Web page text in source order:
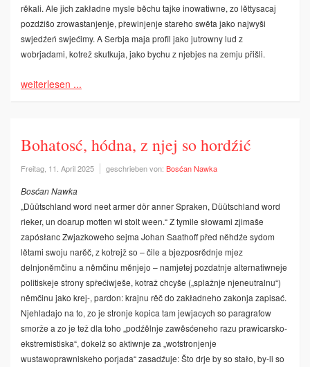
rěkali. Ale jich zakładne mysle běchu tajke inowatiwne, zo lěttysacaj
pozdźišo zrowastanjenje, přewinjenje stareho swěta jako najwyši
swjedźeń swjećimy. A Serbja maja profil jako jutrowny lud z
wobrjadami, kotrež skutkuja, jako bychu z njebjes na zemju přišli.
weiterlesen ...
Bohatosć, hódna, z njej so hordźić
Freitag, 11. April 2025 geschrieben von: Bosćan Nawka
Bosćan Nawka
„Düütschland word neet armer dör anner Spraken, Düütschland word
rieker, un doarup motten wi stolt ween.“ Z tymile słowami zjimaše
zapósłanc Zwjazkoweho sejma Johan Saathoff před něhdźe sydom
lětami swoju narěč, z kotrejž so – čile a bjezposrědnje mjez
delnjoněmčinu a němčinu měnjejo – namjetej pozdatnje alternatiwneje
politiskeje strony spřećiwješe, kotraž chcyše („splažnje njeneutralnu“)
němčinu jako krej-, pardon: krajnu rěč do zakładneho zakonja zapisać.
Njehladajo na to, zo je stronje kopica tam jewjacych so paragrafow
smorže a zo je tež dla toho „podźělnje zawěsćeneho razu prawicarsko-
ekstremistiska“, dokelž so aktiwnje za „wotstronjenje
wustawoprawniskeho porjada“ zasadźuje: Što drje by so stało, by-li so